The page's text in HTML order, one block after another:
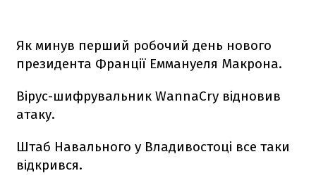
Як минув перший робочий день нового
президента Франції Еммануеля Макрона.
Вірус-шифрувальник WannaCry відновив
атаку.
Штаб Навального у Владивостоці все таки
відкрився.